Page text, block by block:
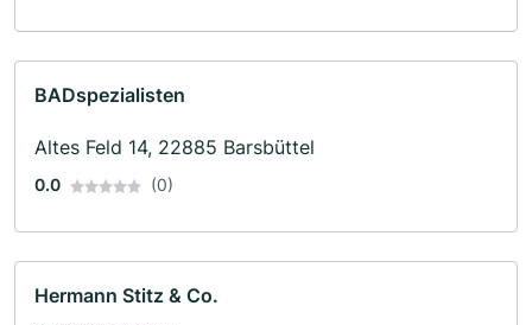
BADspezialisten
Altes Feld 14, 22885 Barsbüttel
0.0 (0)
Hermann Stitz & Co.